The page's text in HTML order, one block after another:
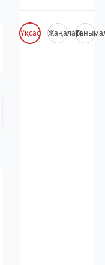
Ұқсас Жаңалары